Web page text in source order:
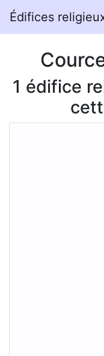
Édifices
1 édifice